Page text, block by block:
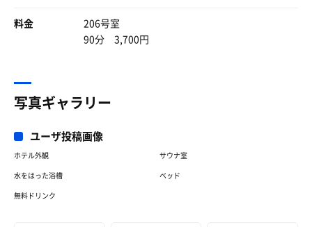
料金
206号室
90分 3,700円
写真ギャラリー
ユーザ投稿画像
ホテル外観
サウナ室
水をはった浴槽
ベッド
無料ドリンク